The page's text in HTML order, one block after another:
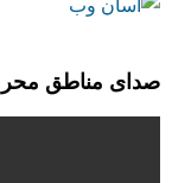
صدای مناطق